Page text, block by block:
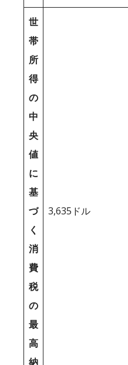
世
帯
所
得
の
中
央
値
に
基
づ
く
消
費
税
の
最
高
納
3,635ドル